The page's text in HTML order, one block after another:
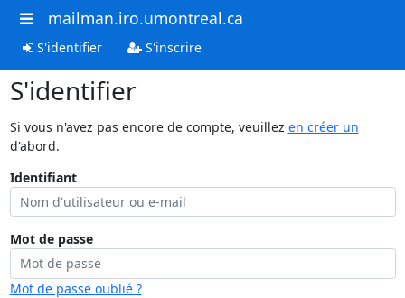
mailman.iro.umontreal.ca
S'identifier S'inscrire
S'identifier
Si vous n'avez pas encore de compte, veuillez en créer un
d'abord.
Identifiant
Mot de passe
Mot de passe oublié ?